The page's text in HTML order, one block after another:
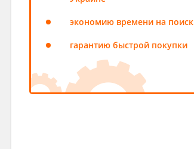
экономию времени на поиск
гарантию быстрой покупки